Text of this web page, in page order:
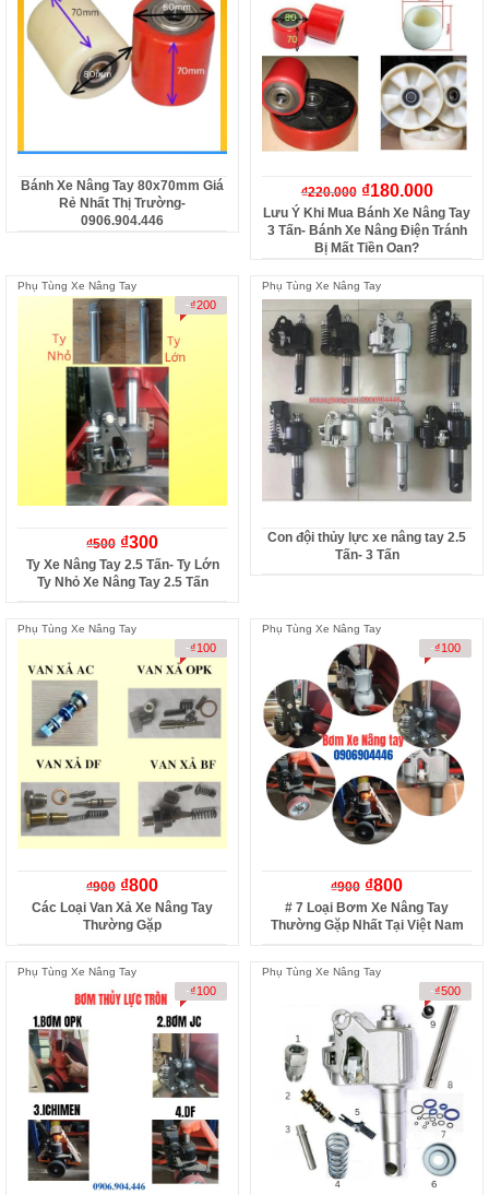
Bánh Xe Nâng Tay 80x70mm Giá
Rẻ Nhất Thị Trường-
0906.904.446
₫220.000 ₫180.000
Lưu Ý Khi Mua Bánh Xe Nâng Tay
3 Tấn- Bánh Xe Nâng Điện Tránh
Bị Mất Tiền Oan?
Phụ Tùng Xe Nâng Tay
-₫200
₫500 ₫300
Ty Xe Nâng Tay 2.5 Tấn- Ty Lớn
Ty Nhỏ Xe Nâng Tay 2.5 Tấn
Phụ Tùng Xe Nâng Tay
Con đội thủy lực xe nâng tay 2.5
Tấn- 3 Tấn
Phụ Tùng Xe Nâng Tay
-₫100
₫900 ₫800
Các Loại Van Xả Xe Nâng Tay
Thường Gặp
Phụ Tùng Xe Nâng Tay
-₫100
₫900 ₫800
# 7 Loại Bơm Xe Nâng Tay
Thường Gặp Nhất Tại Việt Nam
Phụ Tùng Xe Nâng Tay
-₫100
Phụ Tùng Xe Nâng Tay
-₫500